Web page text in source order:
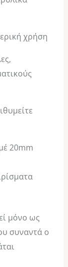
χρήση
20mm
μόνο ως
συναντά ο